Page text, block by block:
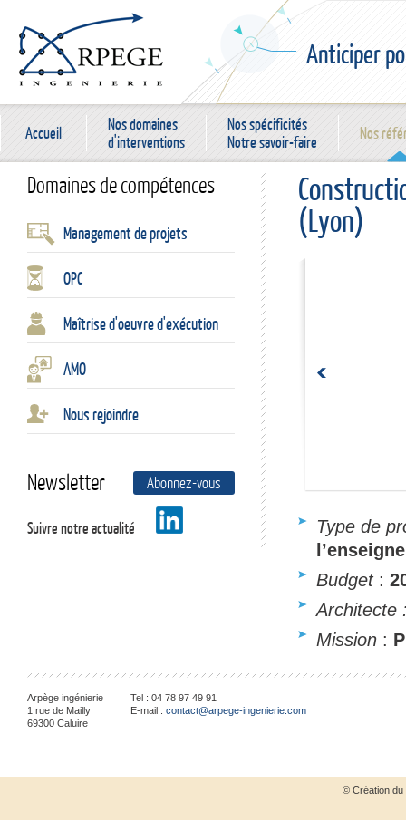
Anticiper
Accueil
Nos domaines
d'interventions
Nos spécificités
Notre savoir-faire
Nos
(Lyon)
Type de
Budget:
Architecte
Mission :
Domaines de compétences
Management de projets
OPC
Maîtrise d'oeuvre d'exécution
AMO
Nous rejoindre
Newsletter Abonnez-vous
Suivre notre actualité
Arpège ingénierie
1 rue de Mailly
69300 Caluire
Tel : 04 78 97 49 91
E-mail : contact@arpege-ingenierie.com
© Création